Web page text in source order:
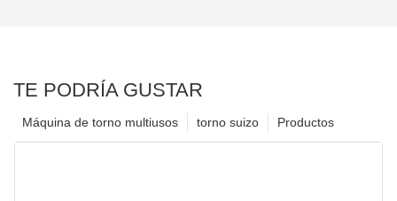
TE PODRÍA GUSTAR
Productos
torno suizo
Máquina de torno multiusos